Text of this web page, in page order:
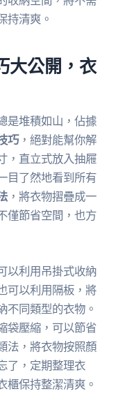
持清爽。
大公開，衣
是堆積如山，佔據
巧，絕對能幫你解
，直立式放入抽屜
目了然地看到所有
，將衣物摺疊成一
僅節省空間，也方
以利用吊掛式收納
可以利用隔板，將
不同類型的衣物。
袋壓縮，可以節省
法，將衣物按照顏
了，定期整理衣
櫃保持整潔清爽。